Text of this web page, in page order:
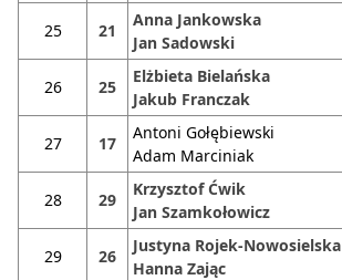
25 21
Anna Jankowska
Jan Sadowski
26 25
Elżbieta Bielańska
Jakub Franczak
27 17
Antoni Gołębiewski
Adam Marciniak
28 29
Krzysztof Ćwik
Jan Szamkołowicz
29 26
Justyna Rojek-Nowosielska
Hanna Zając